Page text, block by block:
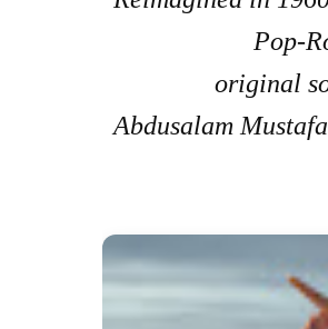
Pop-
♬ original
Abdusalam